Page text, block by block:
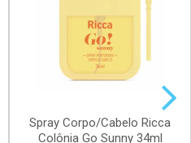
Spray Corpo/Cabelo Ricca
Colônia Go Sunny 34ml